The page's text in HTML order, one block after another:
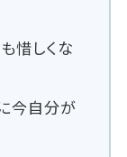
惜しくな
今自分が